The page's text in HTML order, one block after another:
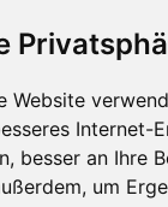
Website
Internet-
besser an Ihre
um
·